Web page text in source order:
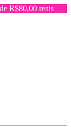
R$80,00 reais